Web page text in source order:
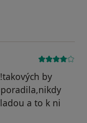
by
a to k ni